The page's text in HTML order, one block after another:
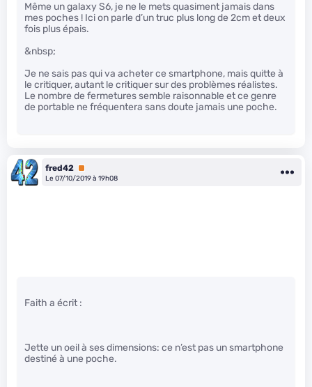
Même un galaxy S6, je ne le mets quasiment jamais dans
mes poches ! Ici on parle d’un truc plus long de 2cm et deux
fois plus épais.
&nbsp;
Je ne sais pas qui va acheter ce smartphone, mais quitte à
le critiquer, autant le critiquer sur des problèmes réalistes.
Le nombre de fermetures semble raisonnable et ce genre
de portable ne fréquentera sans doute jamais une poche.
fred42 Premium
Le 07/10/2019 à 19h08
Faith a écrit :
Jette un oeil à ses dimensions: ce n’est pas un smartphone
destiné à une poche.